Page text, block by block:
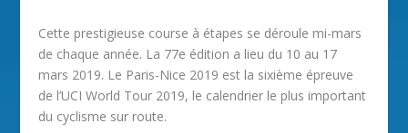
Cette prestigieuse course à étapes se déroule mi-mars
de chaque année. La 77e édition a lieu du 10 au 17
mars 2019. Le Paris-Nice 2019 est la sixième épreuve
de l’UCI World Tour 2019, le calendrier le plus important
du cyclisme sur route.